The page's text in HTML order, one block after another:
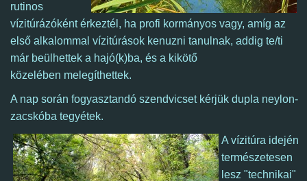
rutinos
vízitúrázóként érkeztél, ha profi kormányos vagy, amíg az
első alkalommal vízitúrások kenuzni tanulnak, addig te/ti
már beülhettek a hajó(k)ba, és a kikötő
közelében melegíthettek.
A nap során fogyasztandó szendvicset kérjük dupla neylon-
zacskóba tegyétek.
A vízitúra idején
természetesen
lesz "technikai"